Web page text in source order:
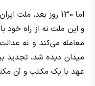
اما 130 روز بعد،
و این ملت نه از راه خود
معامله می‌کند و نه
میدان دیده شد، تجدید
عهد با یک مکتب و آن